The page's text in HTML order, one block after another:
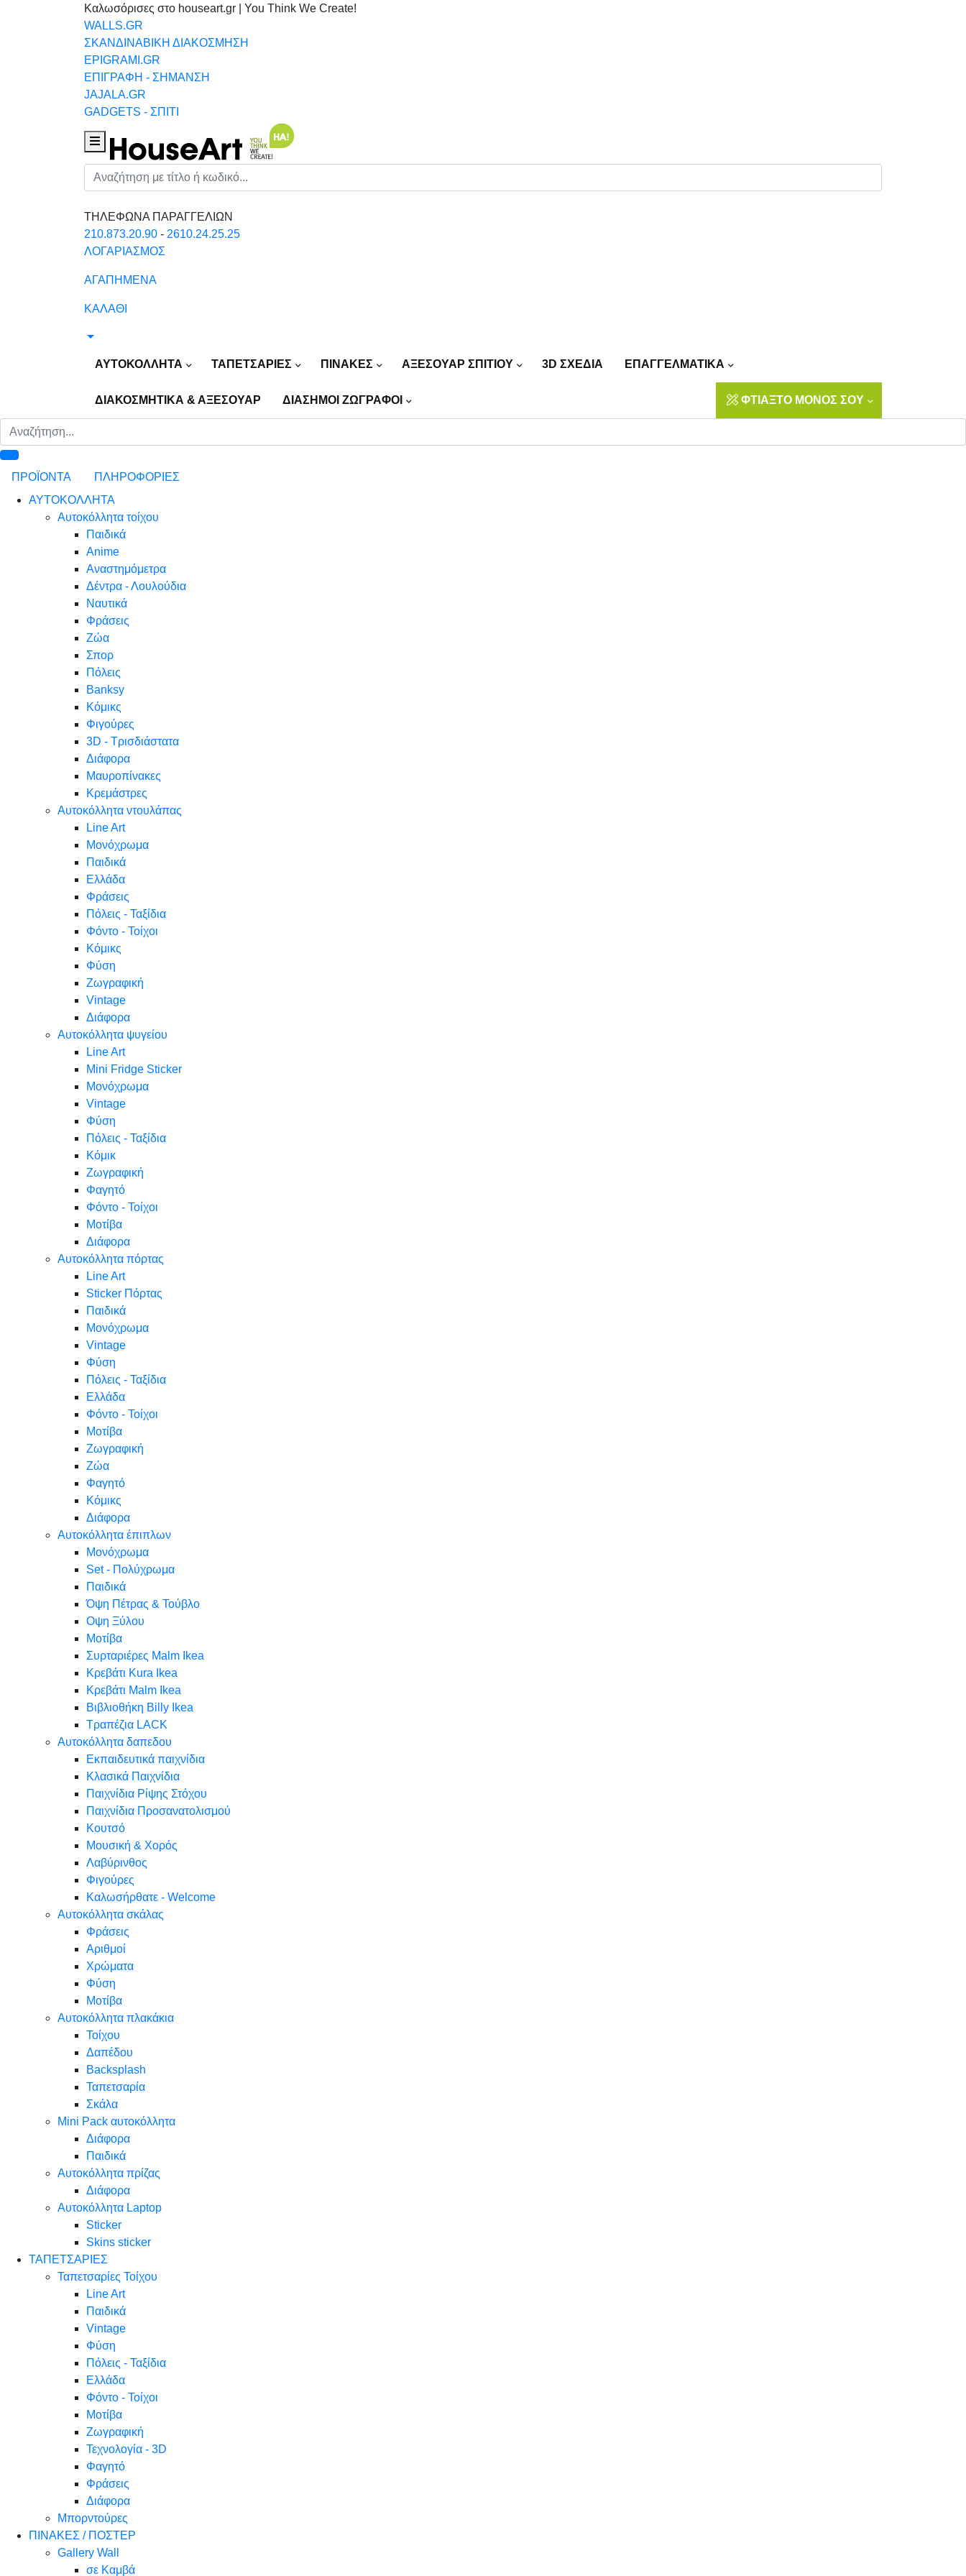
Καλωσόρισες στο houseart.gr | You Think We Create!
WALLS.GR
ΣΚΑΝΔΙΝΑΒΙΚΗ ΔΙΑΚΟΣΜΗΣΗ
EPIGRAMI.GR
ΕΠΙΓΡΑΦΗ - ΣΗΜΑΝΣΗ
JAJALA.GR
GADGETS - ΣΠΙΤΙ
Houseart Menu
Αναζήτηση
ΤΗΛΕΦΩΝΑ ΠΑΡΑΓΓΕΛΙΩΝ
210.873.20.90 - 2610.24.25.25
ΛΟΓΑΡΙΑΣΜΟΣ
ΑΓΑΠΗΜΕΝΑ
ΚΑΛΑΘΙ
ΑΥΤΟΚΟΛΛΗΤΑ ΤΑΠΕΤΣΑΡΙΕΣ ΠΙΝΑΚΕΣ ΑΞΕΣΟΥΑΡ ΣΠΙΤΙΟΥ 3D ΣΧΕΔΙΑ ΕΠΑΓΓΕΛΜΑΤΙΚΑ
ΔΙΑΚΟΣΜΗΤΙΚΑ & ΑΞΕΣΟΥΑΡ ΔΙΑΣΗΜΟΙ ΖΩΓΡΑΦΟΙ ΦΤΙΑΞΤΟ ΜΟΝΟΣ ΣΟΥ
ΠΡΟΪΟΝΤΑ
ΠΛΗΡΟΦΟΡΙΕΣ
ΑΥΤΟΚΟΛΛΗΤΑ
Αυτοκόλλητα τοίχου
Παιδικά
Anime
Αναστημόμετρα
Δέντρα - Λουλούδια
Ναυτικά
Φράσεις
Ζώα
Σπορ
Πόλεις
Banksy
Κόμικς
Φιγούρες
3D - Τρισδιάστατα
Διάφορα
Μαυροπίνακες
Κρεμάστρες
Αυτοκόλλητα ντουλάπας
Line Art
Μονόχρωμα
Παιδικά
Ελλάδα
Φράσεις
Πόλεις - Ταξίδια
Φόντο - Τοίχοι
Κόμικς
Φύση
Ζωγραφική
Vintage
Διάφορα
Αυτοκόλλητα ψυγείου
Line Art
Mini Fridge Sticker
Μονόχρωμα
Vintage
Φύση
Πόλεις - Ταξίδια
Κόμικ
Ζωγραφική
Φαγητό
Φόντο - Τοίχοι
Μοτίβα
Διάφορα
Αυτοκόλλητα πόρτας
Line Art
Sticker Πόρτας
Παιδικά
Μονόχρωμα
Vintage
Φύση
Πόλεις - Ταξίδια
Ελλάδα
Φόντο - Τοίχοι
Μοτίβα
Ζωγραφική
Ζώα
Φαγητό
Κόμικς
Διάφορα
Αυτοκόλλητα έπιπλων
Μονόχρωμα
Set - Πολύχρωμα
Παιδικά
Όψη Πέτρας & Τούβλο
Oψη Ξύλου
Μοτίβα
Συρταριέρες Malm Ikea
Κρεβάτι Kura Ikea
Κρεβάτι Malm Ikea
Βιβλιοθήκη Billy Ikea
Τραπέζια LACK
Αυτοκόλλητα δαπεδου
Εκπαιδευτικά παιχνίδια
Κλασικά Παιχνίδια
Παιχνίδια Ρίψης Στόχου
Παιχνίδια Προσανατολισμού
Κουτσό
Μουσική & Χορός
Λαβύρινθος
Φιγούρες
Καλωσήρθατε - Welcome
Αυτοκόλλητα σκάλας
Φράσεις
Αριθμοί
Χρώματα
Φύση
Μοτίβα
Αυτοκόλλητα πλακάκια
Τοίχου
Δαπέδου
Backsplash
Ταπετσαρία
Σκάλα
Mini Pack αυτοκόλλητα
Διάφορα
Παιδικά
Αυτοκόλλητα πρίζας
Διάφορα
Αυτοκόλλητα Laptop
Sticker
Skins sticker
ΤΑΠΕΤΣΑΡΙΕΣ
Ταπετσαρίες Τοίχου
Line Art
Παιδικά
Vintage
Φύση
Πόλεις - Ταξίδια
Ελλάδα
Φόντο - Τοίχοι
Μοτίβα
Ζωγραφική
Τεχνολογία - 3D
Φαγητό
Φράσεις
Διάφορα
Μπορντούρες
ΠΙΝΑΚΕΣ / ΠΟΣΤΕΡ
Gallery Wall
σε Καμβά